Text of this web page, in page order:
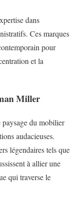
dans
Ces marques
pour
et la
Miller
du mobilier
audacieuses.
légendaires tels que
à allier une
qui traverse le